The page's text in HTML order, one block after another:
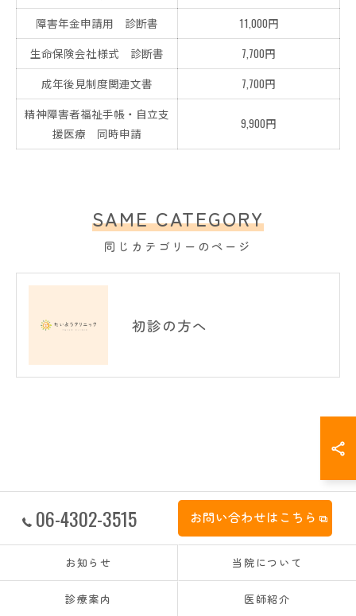
障害年金申請用 診断書
11,000円
生命保険会社様式 診断書
7,700円
成年後見制度関連文書
7,700円
精神障害者福祉手帳・自立支
援医療 同時申請
9,900円
同じカテゴリーのページ
SAME CATEGORY
初診の方へ
06-4302-3515 お問い合わせはこちら
お知らせ 当院について
診療案内 医師紹介